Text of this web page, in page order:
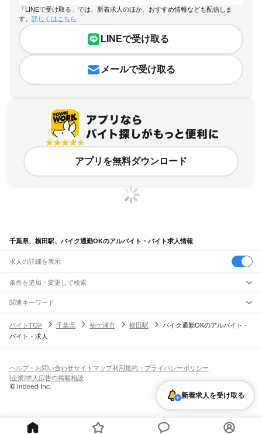
「LINEで受け取る」では、新着求人のほか、おすすめ情報なども配信しま
す。 詳しくはこちら
LINEで受け取る
メールで受け取る
アプリを無料ダウンロード
千葉県、横田駅、バイク通勤OKのアルバイト・バイト求人情報
求人の詳細を表示
条件を追加・変更して検索
市区町村を追加・変更
千葉県すべて
千葉市
旭市習志野市柏市勝浦市市原市流山市八千代市我孫子市鴨川市鎌ケ谷市
君津市富津市浦安市 印西市白井市富里市南房総市
匝瑳市香取市 印旛郡 香取郡山武郡 長生郡夷隅郡
駅を追加・変更
JR中央・総武線
市川駅本八幡駅下総中山駅 津田沼駅幕張本郷駅幕張駅
新検見川駅
南酒々井駅
日向駅 横芝駅飯倉駅 干潟駅
職種を追加・変更
飲食・フードサービスすべて
ホールスタッフキッチンスタッフ
パン屋（ベーカリー）
バー（BAR）・バーテンダー
飲食店（店長・マネージャー）
営業テレフォンアポインター（テレアポ） ルートセールス
人気
日払いOK高校生歓迎 髪型・髪色自由
留学生・外国人活躍中
シフト
雇用形態を追加・変更
派遣社員
関連キーワード
バイトTOP
千葉県 袖ケ浦市 横田駅
バイク通勤OKのアルバイト・
バイト・求人
新着求人を受け取る
ヘルプ・お問い合わせサイトマップ利用規約・プライバシーポリシー
[企業]求人広告の掲載相談